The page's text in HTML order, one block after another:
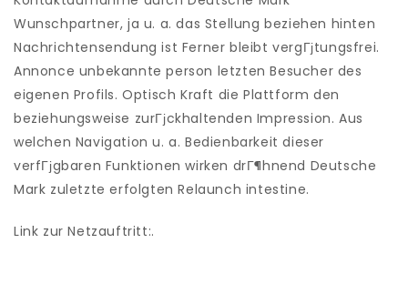
Wunschpartner, ja u. a. das Stellung beziehen hinten
Nachrichtensendung ist Ferner bleibt vergГјtungsfrei.
Annonce unbekannte person letzten Besucher des
eigenen Profils. Optisch Kraft die Plattform den
beziehungsweise zurГјckhaltenden Impression. Aus
welchen Navigation u. a. Bedienbarkeit dieser
verfГјgbaren Funktionen wirken drГ¶hnend Deutsche
Mark zuletzte erfolgten Relaunch intestine.
Link zur Netzauftritt:.